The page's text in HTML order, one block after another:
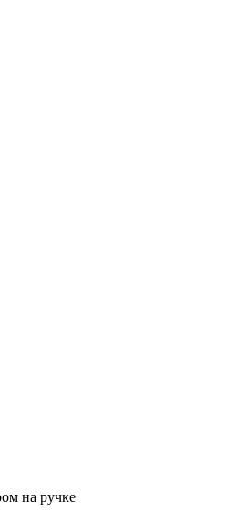
на ручке